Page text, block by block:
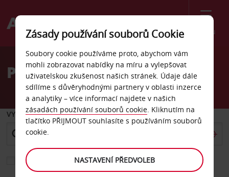
Menu
Welcome
AvisPronájem auta Soul
VYZVEDNOUT Z
Vyberte si jiné místo vrácení
Zásady používání souborů Cookie
Soubory cookie používáme proto, abychom vám
mohli zobrazovat nabídky na míru a vylepšovat
uživatelskou zkušenost našich stránek. Údaje dále
sdílíme s důvěryhodnými partnery v oblasti inzerce
a analytiky – více informací najdete v našich
zásadách používání souborů cookie. Kliknutím na
tlačítko PŘIJMOUT souhlasíte s používáním souborů
cookie.
NASTAVENÍ PŘEDVOLEB